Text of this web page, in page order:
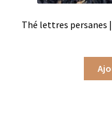
Mélanges pour
Assaisonnements
Thé lettres persanes